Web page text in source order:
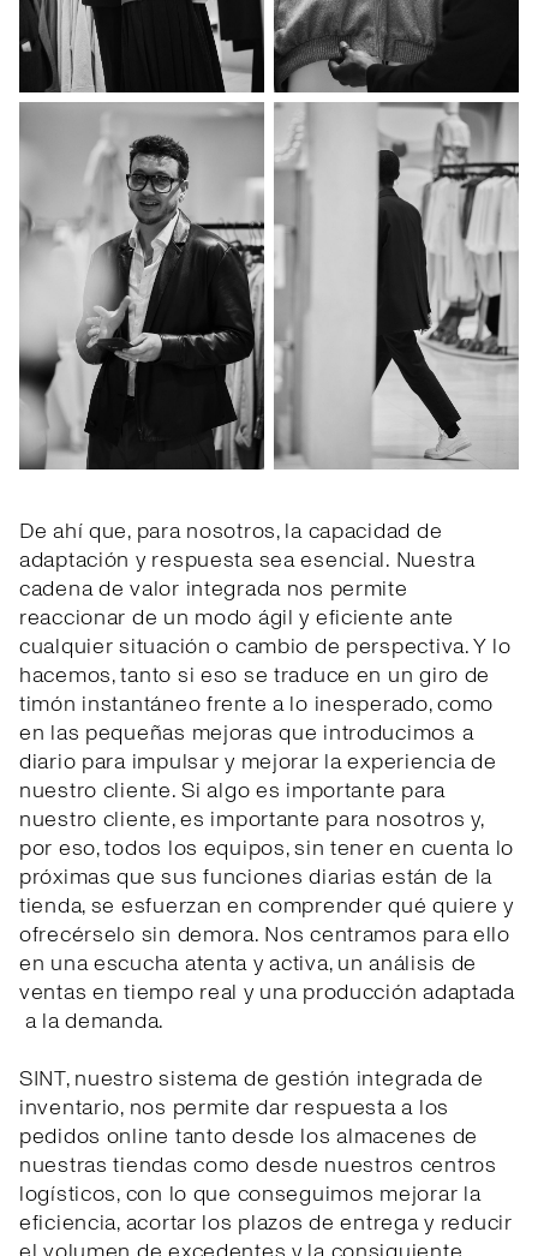
De ahí que, para nosotros, la capacidad de
adaptación y respuesta sea esencial. Nuestra
cadena de valor integrada nos permite
reaccionar de un modo ágil y eficiente ante
cualquier situación o cambio de perspectiva. Y lo
hacemos, tanto si eso se traduce en un giro de
timón instantáneo frente a lo inesperado, como
en las pequeñas mejoras que introducimos a
diario para impulsar y mejorar la experiencia de
nuestro cliente. Si algo es importante para
nuestro cliente, es importante para nosotros y,
por eso, todos los equipos, sin tener en cuenta lo
próximas que sus funciones diarias están de la
tienda, se esfuerzan en comprender qué quiere y
ofrecérselo sin demora. Nos centramos para ello
en una escucha atenta y activa, un análisis de
ventas en tiempo real y una producción adaptada
a la demanda.
SINT, nuestro sistema de gestión integrada de
inventario, nos permite dar respuesta a los
pedidos online tanto desde los almacenes de
nuestras tiendas como desde nuestros centros
logísticos, con lo que conseguimos mejorar la
eficiencia, acortar los plazos de entrega y reducir